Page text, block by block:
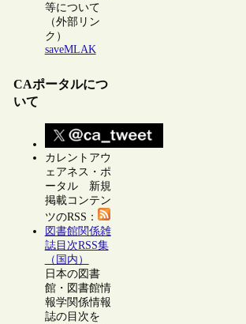
等について
（外部リン
ク）
saveMLAK
CAポータルにつ
いて
カレントアウ
ェアネス・ポ
ータル 新規
掲載コンテン
ツのRSS：
図書館関係雑
誌目次RSS集
（国内）
日本の図書
館・図書館情
報学関係情報
誌の目次を